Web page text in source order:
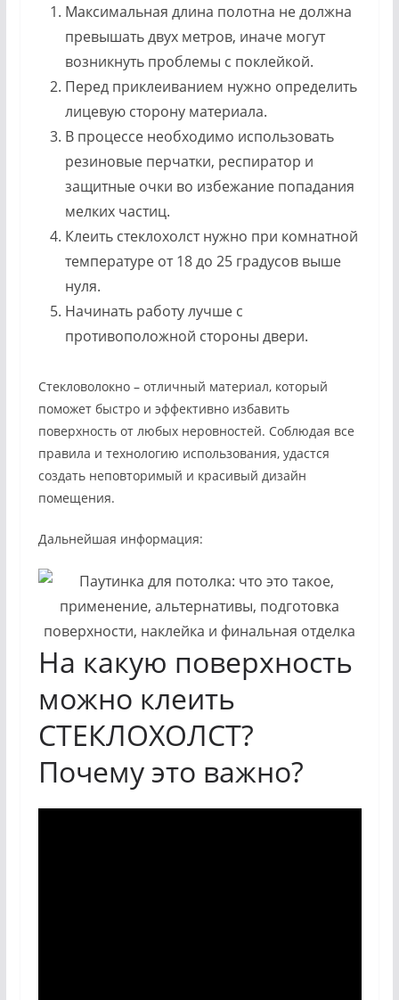
Максимальная длина полотна не должна
превышать двух метров, иначе могут
возникнуть проблемы с поклейкой.
Перед приклеиванием нужно определить
лицевую сторону материала.
В процессе необходимо использовать
резиновые перчатки, респиратор и
защитные очки во избежание попадания
мелких частиц.
Клеить стеклохолст нужно при комнатной
температуре от 18 до 25 градусов выше
нуля.
Начинать работу лучше с
противоположной стороны двери.
Стекловолокно – отличный материал, который
поможет быстро и эффективно избавить
поверхность от любых неровностей. Соблюдая все
правила и технологию использования, удастся
создать неповторимый и красивый дизайн
помещения.
Дальнейшая информация:
На какую поверхность
можно клеить
СТЕКЛОХОЛСТ?
Почему это важно?